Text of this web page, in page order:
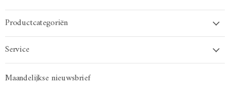
Productcategoriën
Service
Maandelijkse nieuwsbrief